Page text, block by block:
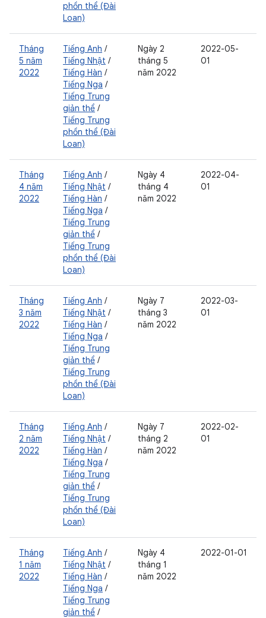
phồn thể (Đài
Loan)
Tháng
5 năm
2022
Tiếng Anh /
Tiếng Nhật /
Tiếng Hàn /
Tiếng Nga /
Tiếng Trung
giản thể /
Tiếng Trung
phồn thể (Đài
Loan)
Ngày 2
tháng 5
năm 2022
2022-05-
01
Tháng
4 năm
2022
Tiếng Anh /
Tiếng Nhật /
Tiếng Hàn /
Tiếng Nga /
Tiếng Trung
giản thể /
Tiếng Trung
phồn thể (Đài
Loan)
Ngày 4
tháng 4
năm 2022
2022-04-
01
Tháng
3 năm
2022
Tiếng Anh /
Tiếng Nhật /
Tiếng Hàn /
Tiếng Nga /
Tiếng Trung
giản thể /
Tiếng Trung
phồn thể (Đài
Loan)
Ngày 7
tháng 3
năm 2022
2022-03-
01
Tháng
2 năm
2022
Tiếng Anh /
Tiếng Nhật /
Tiếng Hàn /
Tiếng Nga /
Tiếng Trung
giản thể /
Tiếng Trung
phồn thể (Đài
Loan)
Ngày 7
tháng 2
năm 2022
2022-02-
01
Tháng
1 năm
2022
Tiếng Anh /
Tiếng Nhật /
Tiếng Hàn /
Tiếng Nga /
Tiếng Trung
giản thể /
Ngày 4
tháng 1
năm 2022
2022-01-01